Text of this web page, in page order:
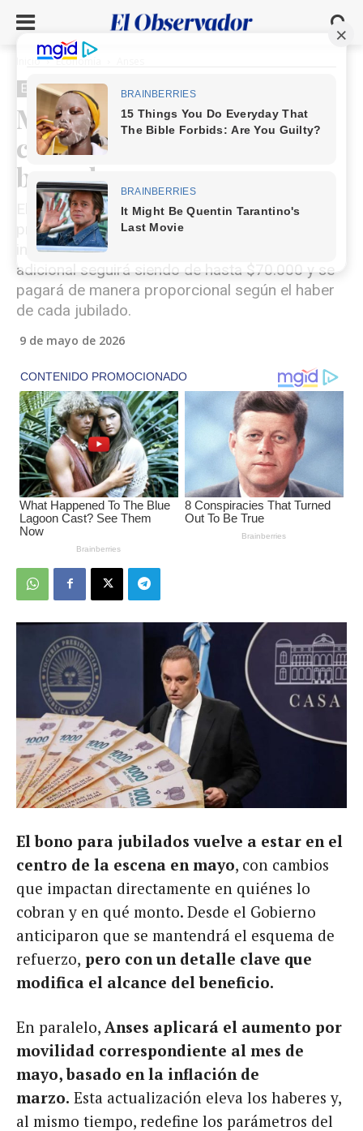
Inicio Economía
Economía Anses
Manuel Adorni confirmó
cambios en el acceso al
bono de mayo
El Gobierno ajustó las condiciones del bono
previsional de mayo y definió un nuevo tope de
ingresos para acceder al refuerzo completo. El
adicional seguirá siendo de hasta $70.000 y se
pagará de manera proporcional según el haber
de cada jubilado.
9 de mayo de 2026
El bono para jubilados vuelve a estar en el
centro de la escena en mayo, con cambios
que impactan directamente en quiénes lo
cobran y en qué monto. Desde el Gobierno
anticiparon que se mantendrá el esquema de
refuerzo, pero con un detalle clave que
modifica el alcance del beneficio.
En paralelo, Anses aplicará el aumento por
movilidad correspondiente al mes de
mayo, basado en la inflación de
marzo. Esta actualización eleva los haberes y,
al mismo tiempo, redefine los parámetros del